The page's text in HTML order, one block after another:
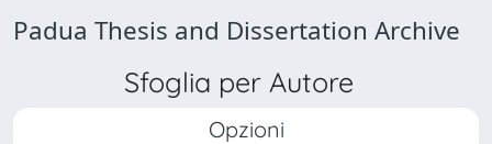
Padua Thesis and Dissertation Archive
Sfoglia per Autore
Opzioni